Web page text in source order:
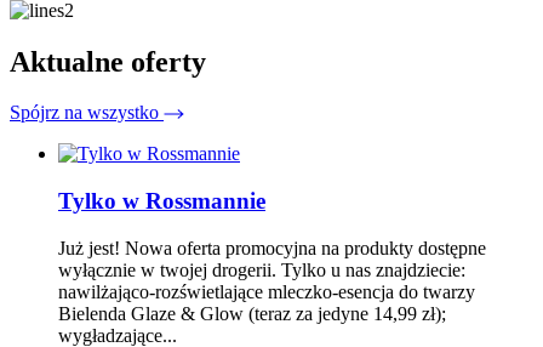
Aktualne oferty
Spójrz na wszystko
Tylko w Rossmannie
Już jest! Nowa oferta promocyjna na produkty dostępne
wyłącznie w twojej drogerii. Tylko u nas znajdziecie:
nawilżająco-rozświetlające mleczko-esencja do twarzy
Bielenda Glaze & Glow (teraz za jedyne 14,99 zł);
wygładzające...